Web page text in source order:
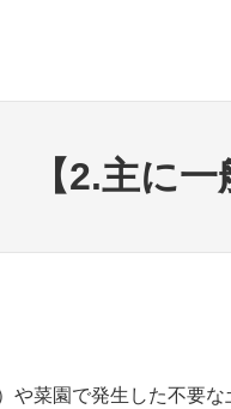
【2.主に
や菜園で発生した不要な